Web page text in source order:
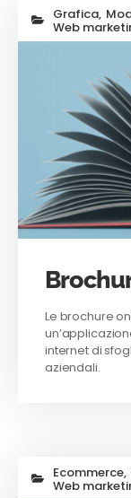
Grafica,
Web
Le brochure
internet di
aziendali.
Ecommerce,
Web